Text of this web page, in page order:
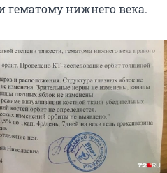
гематому нижнего века.